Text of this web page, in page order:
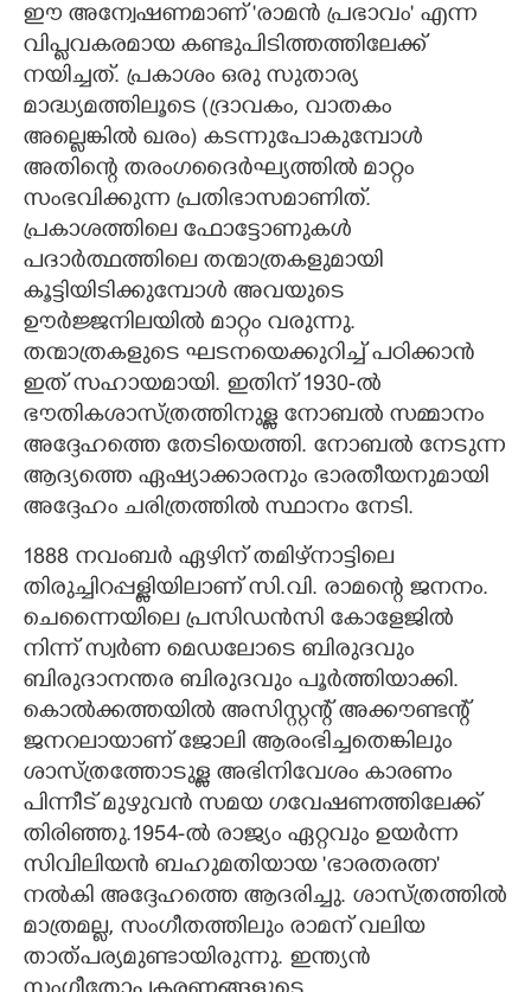
ഈ അന്വേഷണമാണ് 'രാമൻ പ്രഭാവം" എന്ന
വിപ്ലവകരമായ കണ്ടുപിടിത്തത്തിലേക്ക്
നയിച്ചത്. പ്രകാശം ഒരു സുതാര്യ
മാദ്ധ്യമത്തിലൂടെ (ദ്രാവകം, വാതകം
അല്ലെങ്കിൽ ഖരം) കടന്നുപോകുമ്പോൾ
അതിന്റെ തരംഗദൈർഘ്യത്തിൽ മാറ്റം
സംഭവിക്കുന്ന പ്രതിഭാസമാണിത്.
പ്രകാശത്തിലെ ഫോട്ടോണുകൾ
പദാർത്ഥത്തിലെ തന്മാത്രകളുമായി
കൂട്ടിയിടിക്കുമ്പോൾ അവയുടെ
ഊർജ്ജനിലയിൽ മാറ്റം വരുന്നു.
തന്മാത്രകളുടെ ഘടനയെക്കുറിച്ച് പഠിക്കാൻ
ഇത് സഹായമായി. ഇതിന് 1930-ൽ
ഭൗതികശാസ്ത്രത്തിനുള്ള നോബൽ സമ്മാനം
അദ്ദേഹത്തെ തേടിയെത്തി. നോബൽ നേടുന്ന
ആദ്യത്തെ ഏഷ്യാക്കാരനും ഭാരതീയനുമായി
അദ്ദേഹം ചരിത്രത്തിൽ സ്ഥാനം നേടി.
1888 നവംബർ ഏഴിന് തമിഴ്നാട്ടിലെ
തിരുച്ചിറപ്പള്ളിയിലാണ് സി.വി. രാമന്റെ ജനനം.
ചെന്നൈയിലെ പ്രസിഡൻസി കോളേജിൽ
നിന്ന് സ്വർണ മെഡലോടെ ബിരുദവും
ബിരുദാനന്തര ബിരുദവും പൂർത്തിയാക്കി.
കൊൽക്കത്തയിൽ അസിസ്റ്റന്റ് അക്കൗണ്ടന്റ്
ജനറലായാണ് ജോലി ആരംഭിച്ചതെങ്കിലും
ശാസ്ത്രത്തോടുള്ള അഭിനിവേശം കാരണം
പിന്നീട് മുഴുവൻ സമയ ഗവേഷണത്തിലേക്ക്
തിരിഞ്ഞു.1954-ൽ രാജ്യം ഏറ്റവും ഉയർന്ന
സിവിലിയൻ ബഹുമതിയായ 'ഭാരതരത്ന"
നൽകി അദ്ദേഹത്തെ ആദരിച്ചു. ശാസ്ത്രത്തിൽ
മാത്രമല്ല, സംഗീതത്തിലും രാമന് വലിയ
താത്പര്യമുണ്ടായിരുന്നു. ഇന്ത്യൻ